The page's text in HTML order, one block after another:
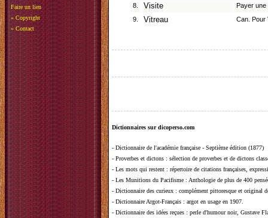
Faire un lien
» Copyright
» Contact
8.
Visite
Payer
9.
Vitreau Can. Pour
Dictionnaires sur dicoperso.com
- Dictionnaire de l'académie française - Septième édition (1877)
- Proverbes et dictons : sélection de proverbes et de dictons
- Les mots qui restent : répertoire de citations françaises,
- Les Munitions du Pacifisme : Anthologie de plus de 400
- Dictionnaire des curieux : complément pittoresque et original
- Dictionnaire Argot-Français : argot en usage en 1907.
- Dictionnaire des idées reçues : perle d'humour noir, Gustave